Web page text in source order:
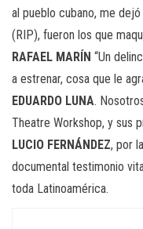
al pueblo cubano, me
(RIP), fueron los que
RAFAEL MARÍN “Un
a estrenar, cosa que le
EDUARDO LUNA.
Theatre Workshop, y sus
LUCIO FERNÁNDEZ, por
documental testimonio
toda Latinoamérica.